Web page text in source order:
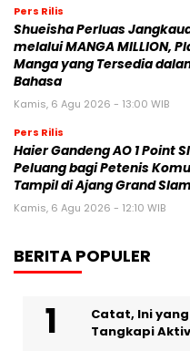
Pers Rilis
Shueisha Perluas
melalui MANGA MILLION,
Manga yang Tersedia
Bahasa
Kamis, 6 Agu 2026 - 13:00 WIB
Pers Rilis
Haier Gandeng AO 1 Point
Peluang bagi Petenis
Tampil di Ajang Grand Slam
Kamis, 6 Agu 2026 - 12:10 WIB
BERITA POPULER
Catat, Ini
Tangkapi